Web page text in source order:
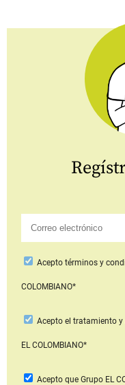
Aceptotérminos y
COLOMBIANO*
Acepto el tratamiento y
EL COLOMBIANO*
Acepto que Grupo EL